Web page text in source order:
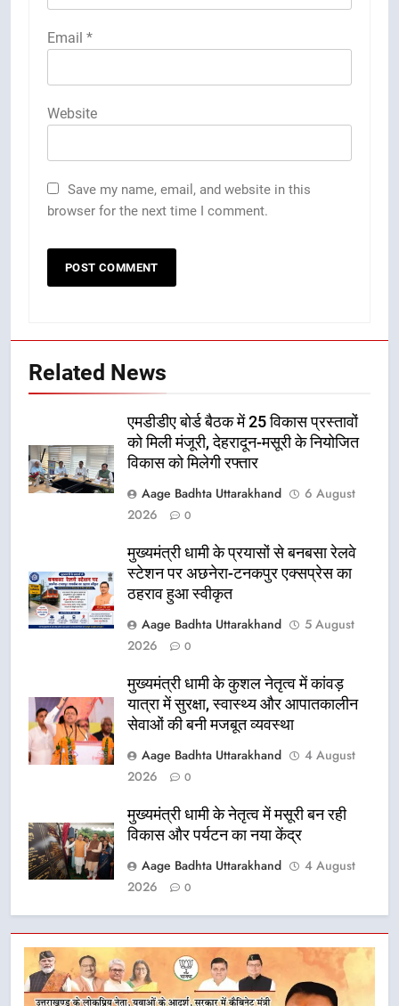
Email *
Website
Save my name, email, and website in this
browser for the next time I comment.
Related News
एमडीडीए बोर्ड बैठक में 25 विकास प्रस्तावों
को मिली मंजूरी, देहरादून-मसूरी के नियोजित
विकास को मिलेगी रफ्तार
Aage Badhta Uttarakhand
6 August
2026
0
मुख्यमंत्री धामी के प्रयासों से बनबसा रेलवे
स्टेशन पर अछनेरा-टनकपुर एक्सप्रेस का
ठहराव हुआ स्वीकृत
Aage Badhta Uttarakhand
5 August
2026
0
मुख्यमंत्री धामी के कुशल नेतृत्व में कांवड़
यात्रा में सुरक्षा, स्वास्थ्य और आपातकालीन
सेवाओं की बनी मजबूत व्यवस्था
Aage Badhta Uttarakhand
4 August
2026
0
मुख्यमंत्री धामी के नेतृत्व में मसूरी बन रही
विकास और पर्यटन का नया केंद्र
Aage Badhta Uttarakhand
4 August
2026
0